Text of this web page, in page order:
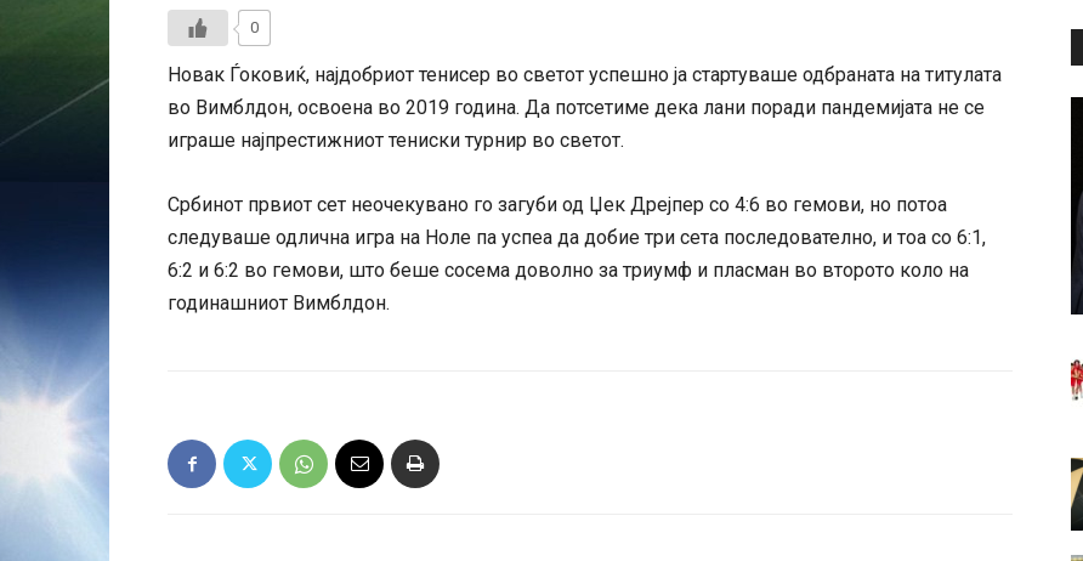
0
Новак Ѓоковиќ, најдобриот тенисер во светот успешно ја стартуваше одбраната на титулата
во Вимблдон, освоена во 2019 година. Да потсетиме дека лани поради пандемијата не се
играше најпрестижниот тениски турнир во светот.
Србинот првиот сет неочекувано го загуби од Џек Дрејпер со 4:6 во гемови, но потоа
следуваше одлична игра на Ноле па успеа да добие три сета последователно, и тоа со 6:1,
6:2 и 6:2 во гемови, што беше сосема доволно за триумф и пласман во второто коло на
годинашниот Вимблдон.